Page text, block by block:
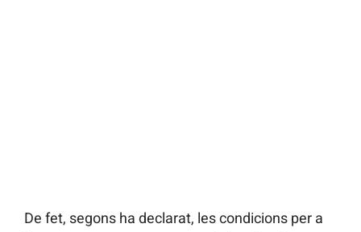
De fet, segons ha declarat, les condicions per a